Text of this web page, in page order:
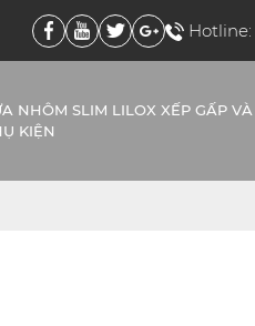
Hotline:
NHÔM SLIM LILOX XẾP GẤP VÀ
KIỆN